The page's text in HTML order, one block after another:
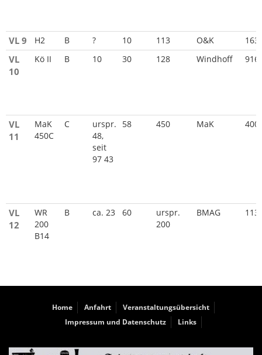
VL 9 H2 B ? 10 113 O&K
VL
10
Kö II B 10 30 128 Windhoff 916
VL
11
MaK
450C
C
urspr.
48,
seit
97 43
58 450 MaK
VL
12
WR
200
B14
B ca. 23 60
urspr.
200
BMAG
Home Anfahrt
Veranstaltungsübersicht
Impressum und Datenschutz
Links